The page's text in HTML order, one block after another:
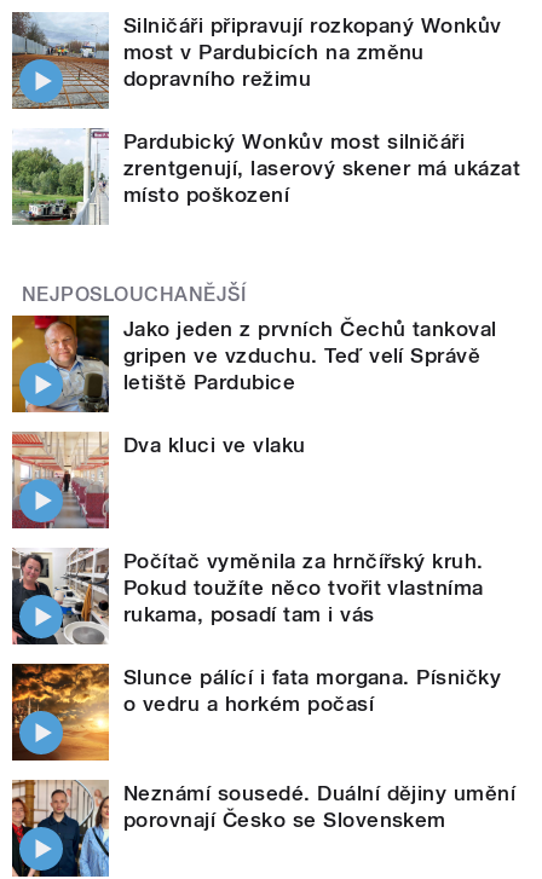
Silničáři připravují rozkopaný Wonkův
most v Pardubicích na změnu
dopravního režimu
Pardubický Wonkův most silničáři
zrentgenují, laserový skener má ukázat
místo poškození
NEJPOSLOUCHANĚJŠÍ
Jako jeden z prvních Čechů tankoval
gripen ve vzduchu. Teď velí Správě
letiště Pardubice
Dva kluci ve vlaku
Počítač vyměnila za hrnčířský kruh.
Pokud toužíte něco tvořit vlastníma
rukama, posadí tam i vás
Slunce pálící i fata morgana. Písničky
o vedru a horkém počasí
Neznámí sousedé. Duální dějiny umění
porovnají Česko se Slovenskem